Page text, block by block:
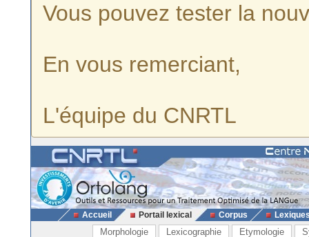
Vous pouvez tester la
En vous remerciant,
L'équipe du CNRTL
Accueil Portail lexical Corpus
Morphologie Lexicographie Etymologie